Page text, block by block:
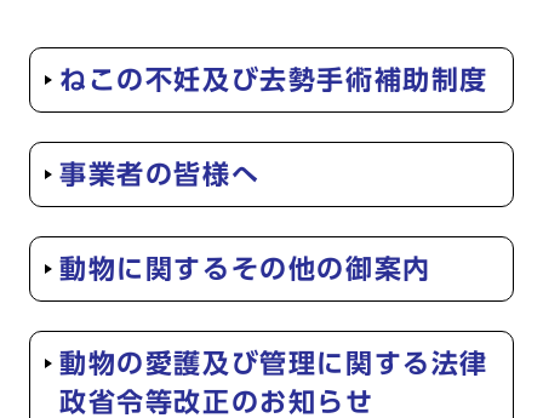
ねこの不妊及び去勢手術補助制度
事業者の皆様へ
動物に関するその他の御案内
動物の愛護及び管理に関する法律
政省令等改正のお知らせ